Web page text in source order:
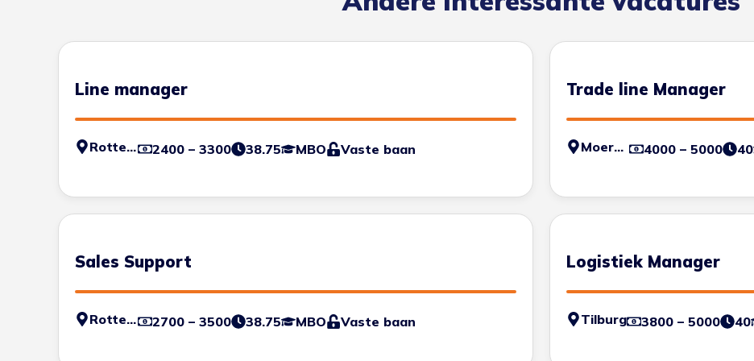
Line manager
Rotterdam 2400 – 3300 38.75 MBO Vaste baan
Trade line Manager
Moerdijk 4000 – 5000 40
Sales Support
Rotterdam 2700 – 3500 38.75 MBO Vaste baan
Logistiek Manager
Tilburg 3800 – 5000 40